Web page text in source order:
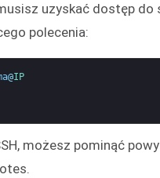
uzyskać dostęp
polecenia:
@IP
możesz pominąć